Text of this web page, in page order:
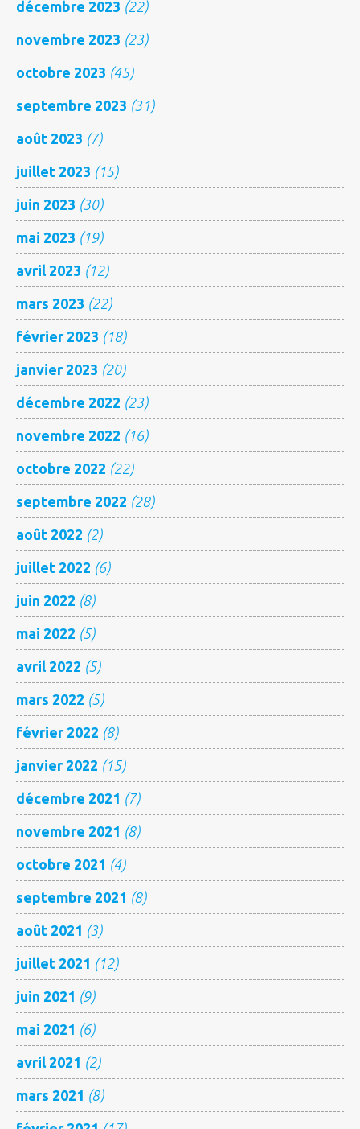
décembre 2023 (22)
novembre 2023 (23)
octobre 2023 (45)
septembre 2023 (31)
août 2023 (7)
juillet 2023 (15)
juin 2023 (30)
mai 2023 (19)
avril 2023 (12)
mars 2023 (22)
février 2023 (18)
janvier 2023 (20)
décembre 2022 (23)
novembre 2022 (16)
octobre 2022 (22)
septembre 2022 (28)
août 2022 (2)
juillet 2022 (6)
juin 2022 (8)
mai 2022 (5)
avril 2022 (5)
mars 2022 (5)
février 2022 (8)
janvier 2022 (15)
décembre 2021 (7)
novembre 2021 (8)
octobre 2021 (4)
septembre 2021 (8)
août 2021 (3)
juillet 2021 (12)
juin 2021 (9)
mai 2021 (6)
avril 2021 (2)
mars 2021 (8)